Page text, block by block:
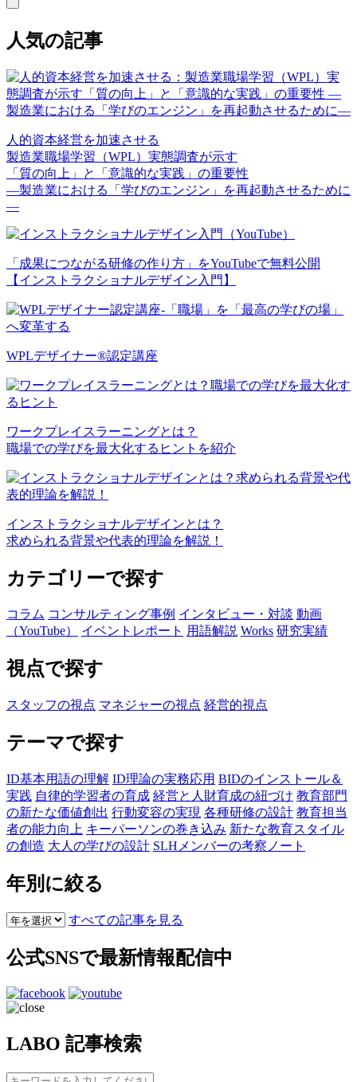
人気の記事
人的資本経営を加速させる
製造業職場学習（WPL）実態調査が示す
「質の向上」と「意識的な実践」の重要性
—製造業における「学びのエンジン」を再起動させるために
—
「成果につながる研修の作り方」をYouTubeで無料公開
【インストラクショナルデザイン入門】
WPLデザイナー®認定講座
ワークプレイスラーニングとは？
職場での学びを最大化するヒントを紹介
インストラクショナルデザインとは？
求められる背景や代表的理論を解説！
カテゴリーで探す
コラム コンサルティング事例 インタビュー・対談 動画
（YouTube）
イベントレポート 用語解説 Works 研究実績
視点で探す
スタッフの視点 マネジャーの視点 経営的視点
テーマで探す
ID基本用語の理解 ID理論の実務応用 BIDのインストール＆
実践 自律的学習者の育成 経営と人財育成の紐づけ 教育部門
の新たな価値創出 行動変容の実現 各種研修の設計 教育担当
者の能力向上 キーパーソンの巻き込み 新たな教育スタイル
の創造 大人の学びの設計 SLHメンバーの考察ノート
年別に絞る
すべての記事を見る
公式SNSで最新情報配信中
LABO 記事検索